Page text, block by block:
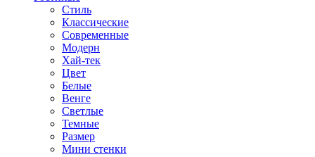
Стиль
Классические
Современные
Модерн
Хай-тек
Цвет
Белые
Венге
Светлые
Темные
Размер
Мини стенки